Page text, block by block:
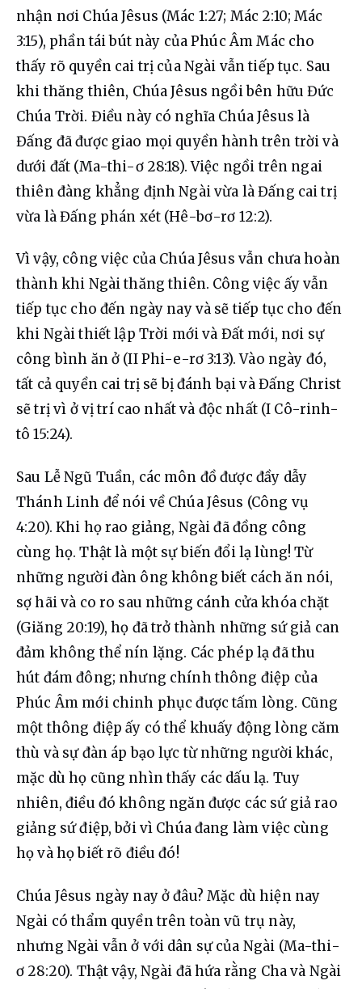
nhận nơi Chúa Jêsus (Mác 1:27; Mác 2:10; Mác
3:15), phần tái bút này của Phúc Âm Mác cho
thấy rõ quyền cai trị của Ngài vẫn tiếp tục. Sau
khi thăng thiên, Chúa Jêsus ngồi bên hữu Đức
Chúa Trời. Điều này có nghĩa Chúa Jêsus là
Đấng đã được giao mọi quyền hành trên trời và
dưới đất (Ma-thi-ơ 28:18). Việc ngồi trên ngai
thiên đàng khẳng định Ngài vừa là Đấng cai trị
vừa là Đấng phán xét (Hê-bơ-rơ 12:2).
Vì vậy, công việc của Chúa Jêsus vẫn chưa hoàn
thành khi Ngài thăng thiên. Công việc ấy vẫn
tiếp tục cho đến ngày nay và sẽ tiếp tục cho đến
khi Ngài thiết lập Trời mới và Đất mới, nơi sự
công bình ăn ở (II Phi-e-rơ 3:13). Vào ngày đó,
tất cả quyền cai trị sẽ bị đánh bại và Đấng Christ
sẽ trị vì ở vị trí cao nhất và độc nhất (I Cô-rinh-
tô 15:24).
Sau Lễ Ngũ Tuần, các môn đồ được đầy dẫy
Thánh Linh để nói về Chúa Jêsus (Công vụ
4:20). Khi họ rao giảng, Ngài đã đồng công
cùng họ. Thật là một sự biến đổi lạ lùng! Từ
những người đàn ông không biết cách ăn nói,
sợ hãi và co ro sau những cánh cửa khóa chặt
(Giăng 20:19), họ đã trở thành những sứ giả can
đảm không thể nín lặng. Các phép lạ đã thu
hút đám đông; nhưng chính thông điệp của
Phúc Âm mới chinh phục được tấm lòng. Cũng
một thông điệp ấy có thể khuấy động lòng căm
thù và sự đàn áp bạo lực từ những người khác,
mặc dù họ cũng nhìn thấy các dấu lạ. Tuy
nhiên, điều đó không ngăn được các sứ giả rao
giảng sứ điệp, bởi vì Chúa đang làm việc cùng
họ và họ biết rõ điều đó!
Chúa Jêsus ngày nay ở đâu? Mặc dù hiện nay
Ngài có thẩm quyền trên toàn vũ trụ này,
nhưng Ngài vẫn ở với dân sự của Ngài (Ma-thi-
ơ 28:20). Thật vậy, Ngài đã hứa rằng Cha và Ngài